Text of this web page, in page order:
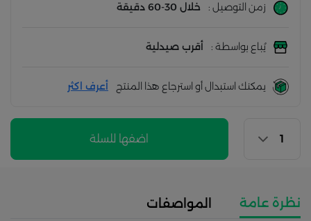
زمن التوصيل : خلال 30-60 دقيقة
يُباع بواسطة : أقرب صيدلية
يمكنك استبدال أو استرجاع هذا المنتج أعرف اكثر
اضفها للسلة
نظرة عامة المواصفات